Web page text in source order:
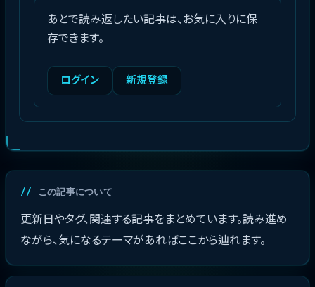
あとで読み返したい記事は、お気に入りに保
存できます。
ログイン 新規登録
この記事について
更新日やタグ、関連する記事をまとめています。読み進め
ながら、気になるテーマがあればここから辿れます。